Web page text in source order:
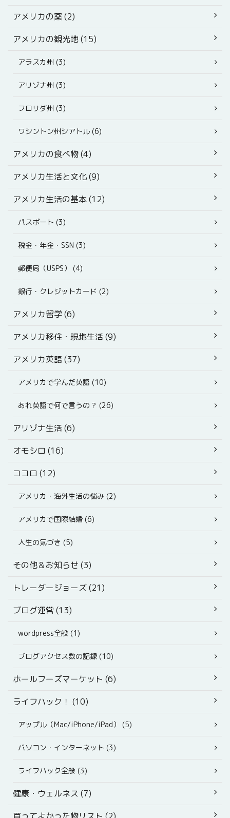
アメリカの薬 (2)
アメリカの観光地 (15)
アラスカ州 (3)
アリゾナ州 (3)
フロリダ州 (3)
ワシントン州シアトル (6)
アメリカの食べ物 (4)
アメリカ生活と文化 (9)
アメリカ生活の基本 (12)
パスポート (3)
税金・年金・SSN (3)
郵便局（USPS） (4)
銀行・クレジットカード (2)
アメリカ留学 (6)
アメリカ移住・現地生活 (9)
アメリカ英語 (37)
アメリカで学んだ英語 (10)
あれ英語で何で言うの？ (26)
アリゾナ生活 (6)
オモシロ (16)
ココロ (12)
アメリカ・海外生活の悩み (2)
アメリカで国際結婚 (6)
人生の気づき (5)
その他＆お知らせ (3)
トレーダージョーズ (21)
ブログ運営 (13)
wordpress全般 (1)
ブログアクセス数の記録 (10)
ホールフーズマーケット (6)
ライフハック！ (10)
アップル（Mac/iPhone/iPad） (5)
パソコン・インターネット (3)
ライフハック全般 (3)
健康・ウェルネス (7)